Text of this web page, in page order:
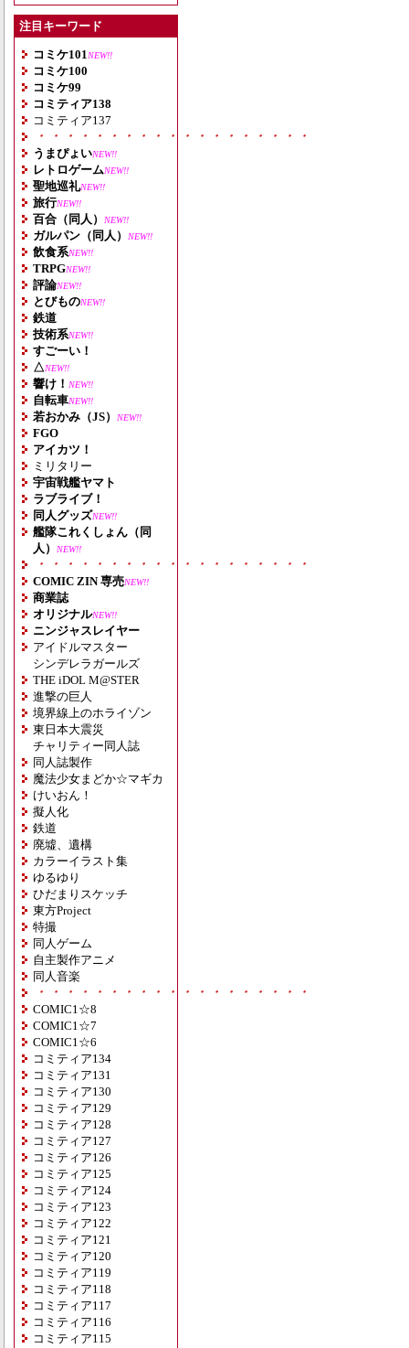
注目キーワード
コミケ101 NEW!!
コミケ100
コミケ99
コミティア138
コミティア137
・・・・・・・・・・・・・・・・・・・
うまぴょいNEW!!
レトロゲームNEW!!
聖地巡礼NEW!!
旅行NEW!!
百合（同人） NEW!!
ガルパン（同人） NEW!!
飲食系NEW!!
TRPGNEW!!
評論NEW!!
とびものNEW!!
鉄道
技術系NEW!!
すごーい！
△NEW!!
響け！ NEW!!
自転車NEW!!
若おかみ（JS） NEW!!
FGO
アイカツ！
ミリタリー
宇宙戦艦ヤマト
ラブライブ！
同人グッズNEW!!
艦隊これくしょん（同
人）
NEW!!
・・・・・・・・・・・・・・・・・・・
COMIC ZIN 専売NEW!!
商業誌
オリジナルNEW!!
ニンジャスレイヤー
アイドルマスター
シンデレラガールズ
THE iDOL M@STER
進撃の巨人
境界線上のホライゾン
東日本大震災
チャリティー同人誌
同人誌製作
魔法少女まどか☆マギカ
けいおん！
擬人化
鉄道
廃墟、遺構
カラーイラスト集
ゆるゆり
ひだまりスケッチ
東方Project
特撮
同人ゲーム
自主製作アニメ
同人音楽
・・・・・・・・・・・・・・・・・・・
COMIC1☆8
COMIC1☆7
COMIC1☆6
コミティア134
コミティア131
コミティア130
コミティア129
コミティア128
コミティア127
コミティア126
コミティア125
コミティア124
コミティア123
コミティア122
コミティア121
コミティア120
コミティア119
コミティア118
コミティア117
コミティア116
コミティア115